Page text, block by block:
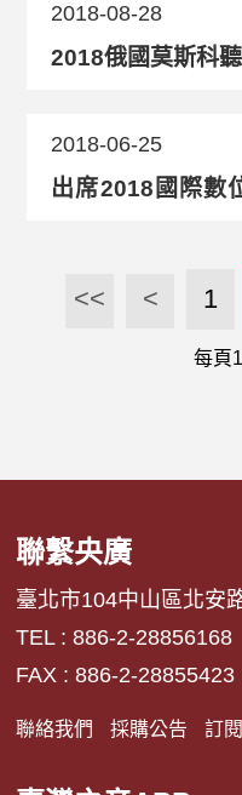
2018-08-28
2018俄國莫斯科
2018-06-25
出席2018國際數
<< < 1
每頁
聯繫央廣
臺北市104中山區北安
TEL : 886-2-28856168
FAX : 886-2-28855423
聯絡我們 採購公告 訂